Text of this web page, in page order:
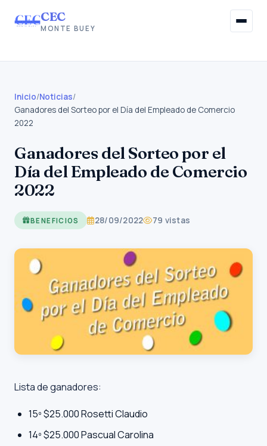
CEC
MONTE BUEY
Institucional
Afiliaciones
Beneficios Sociales
Información Gremial
Noticias
Inicio/Noticias/
Ganadores del Sorteo por el Día del Empleado de Comercio
2022
Ganadores del Sorteo por el
Día del Empleado de Comercio
2022
BENEFICIOS 28/09/2022 79 vistas
Lista de ganadores:
15º $25.000 Rosetti Claudio
14º $25.000 Pascual Carolina